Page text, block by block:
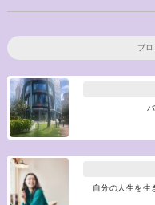
ブ
自分の人生を生